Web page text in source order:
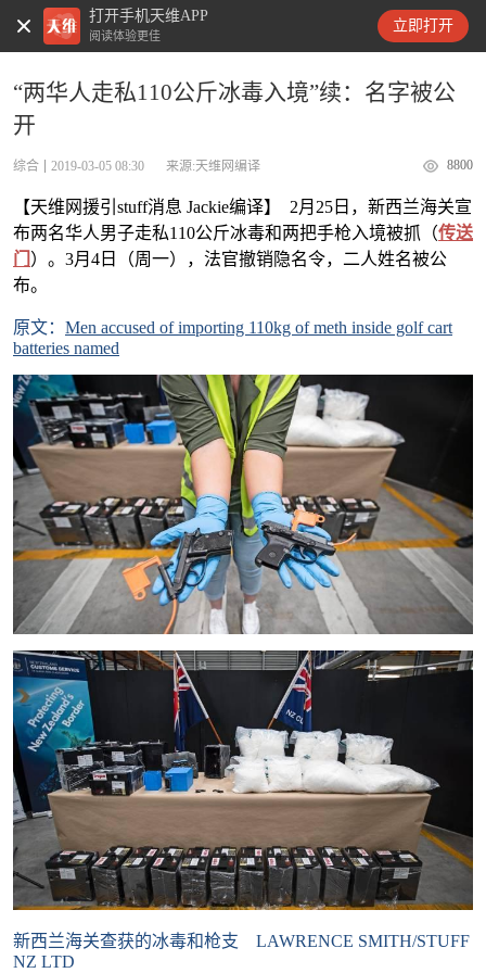
打开手机天维APP
阅读体验更佳
立即打开
天维新闻
“两华人走私110公斤冰毒入境”续：名字被公
开
综合 2019-03-05 08:30 来源:天维网编译 8800
【天维网援引stuff消息 Jackie编译】 2月25日，新西兰海关宣
布两名华人男子走私110公斤冰毒和两把手枪入境被抓（传送
门 ）。3月4日（周一），法官撤销隐名令，二人姓名被公
布。
原文： Men accused of importing 110kg of meth inside golf cart
batteries named
新西兰海关查获的冰毒和枪支 LAWRENCE SMITH/STUFF
NZ LTD